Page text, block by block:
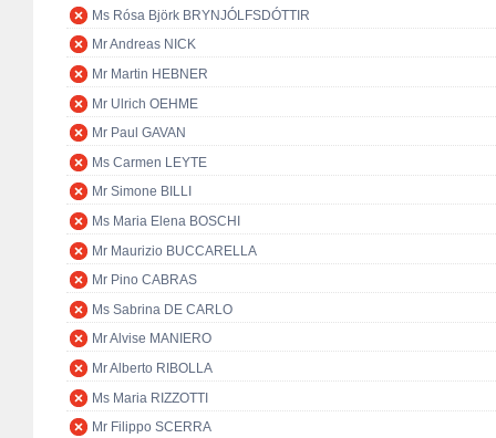
Ms Rósa Björk BRYNJÓLFSDÓTTIR
Mr Andreas NICK
Mr Martin HEBNER
Mr Ulrich OEHME
Mr Paul GAVAN
Ms Carmen LEYTE
Mr Simone BILLI
Ms Maria Elena BOSCHI
Mr Maurizio BUCCARELLA
Mr Pino CABRAS
Ms Sabrina DE CARLO
Mr Alvise MANIERO
Mr Alberto RIBOLLA
Ms Maria RIZZOTTI
Mr Filippo SCERRA